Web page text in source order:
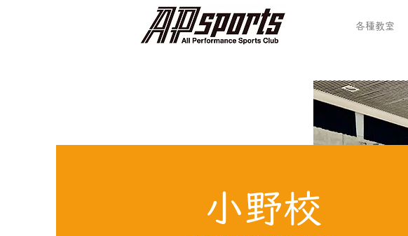
各種教室
​小野校